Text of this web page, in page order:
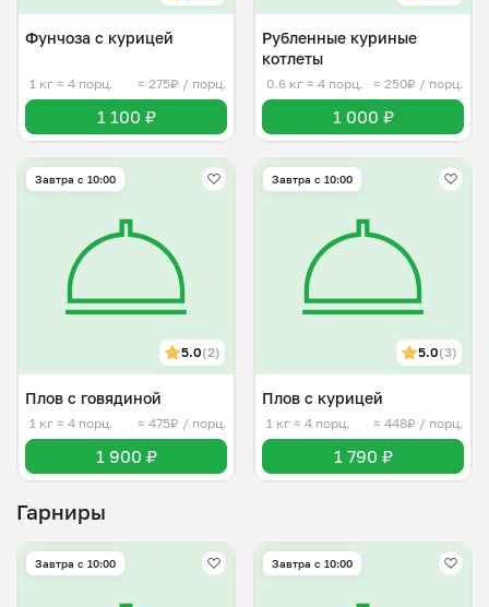
Фунчоза с курицей
1 кг ≈ 4 порц. ≈ 275₽ / порц.
1 100 ₽
Рубленные куриные
котлеты
0.6 кг ≈ 4 порц. ≈ 250₽ / порц.
1 000 ₽
Завтра c 10:00
5.0(2)
Плов с говядиной
1 кг ≈ 4 порц. ≈ 475₽ / порц.
1 900 ₽
Завтра c 10:00
5.0(3)
Плов с курицей
1 кг ≈ 4 порц. ≈ 448₽ / порц.
1 790 ₽
Гарниры
Завтра c 10:00 Завтра c 10:00